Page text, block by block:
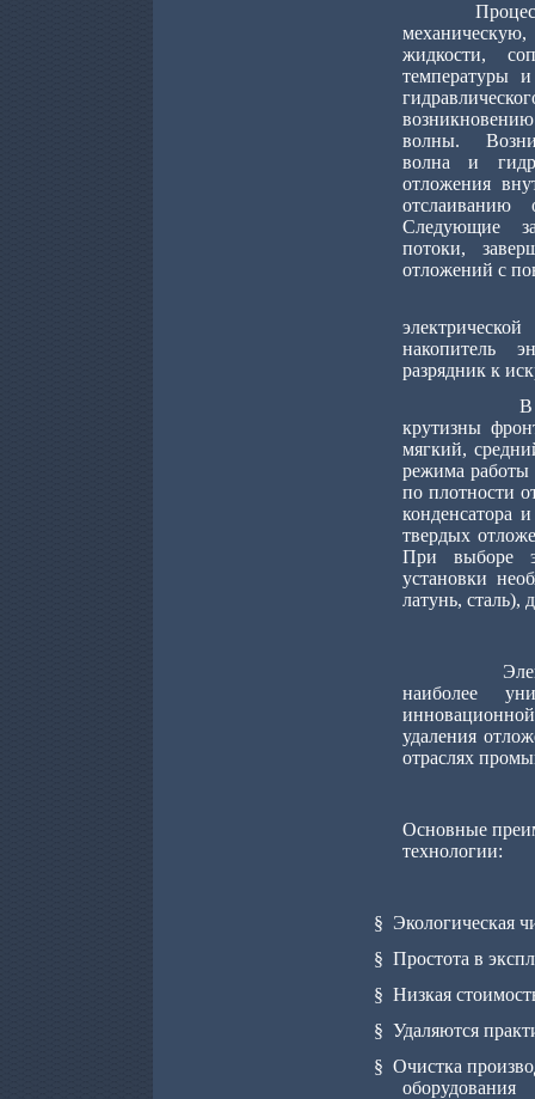
жидкости,
температуры
волны.
волна и
отложения
Следующие
потоки,
отложений с
накопитель
разрядник к
В
крутизны
мягкий,
режима работы
по плотности
конденсатора
твердых
При выборе
установки
латунь, сталь),
наиболее
удаления
отраслях
Основные
технологии:
§ Экологическая
§ Простота в
§ Низкая
§ Удаляются
§ Очистка
оборудования